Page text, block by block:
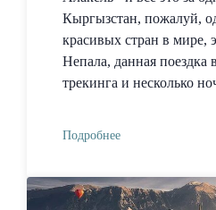
Кыргызстан, пожалуй,
красивых стран в мире,
Непала, данная поездка
трекинга и несколько
Подробнее